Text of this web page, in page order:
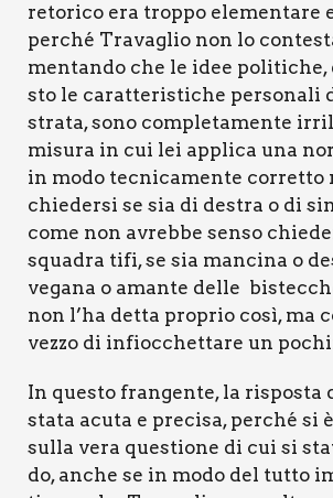
reto­ri­co era trop­po ele­men­ta­re
per­ché Tra­va­glio non lo
men­tan­do che le idee poli­ti­che,
sto le carat­te­ri­sti­che per­so­na­li
stra­ta, sono com­ple­ta­men­te
misu­ra in cui lei appli­ca una
in modo tec­ni­ca­men­te cor­ret­to
chie­der­si se sia di destra o di
come non avreb­be sen­so
squa­dra tifi, se sia man­ci­na o
vega­na o aman­te del­le
non l’ha det­ta pro­prio così, ma
vez­zo di infioc­chet­ta­re un
In que­sto fran­gen­te, la rispo­sta
sta­ta acu­ta e pre­ci­sa, per­ché si
sul­la vera que­stio­ne di cui si
do, anche se in modo del tut­to